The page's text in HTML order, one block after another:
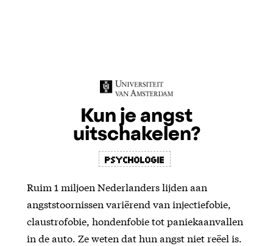
Kun je angst
uitschakelen?
Psychologie
Ruim 1 miljoen Nederlanders lijden aan
angststoornissen variërend van injectiefobie,
claustrofobie, hondenfobie tot paniekaanvallen
in de auto. Ze weten dat hun angst niet reëel is.